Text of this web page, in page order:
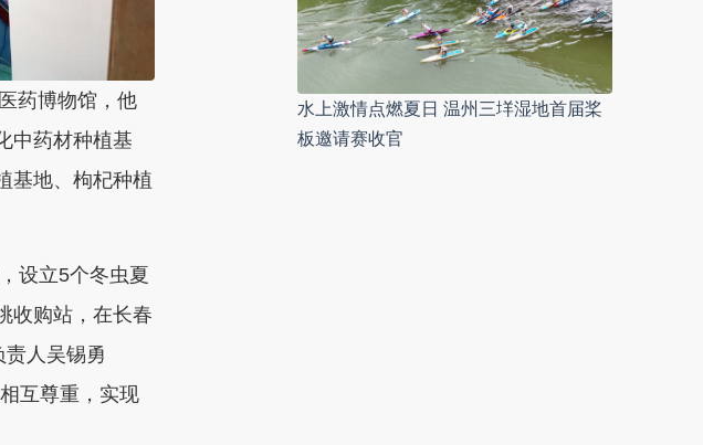
药博物馆，他
中药材种植基
基地、枸杞种植
设立5个冬虫夏
收购站，在长春
人吴锡勇
互尊重，实现
水上激情点燃夏日 温州三垟湿地首届桨
板邀请赛收官